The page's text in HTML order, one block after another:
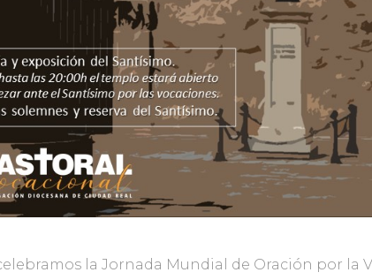
la Jornada Mundial de Oración por la